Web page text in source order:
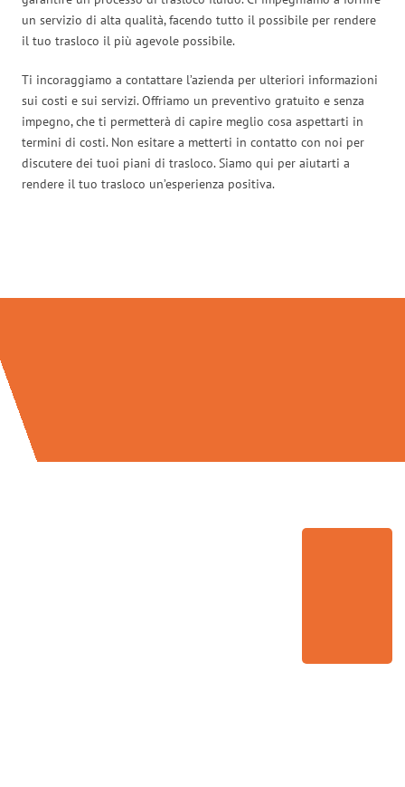
un servizio di alta qualità, facendo tutto il possibile per rendere
il tuo trasloco il più agevole possibile.
Ti incoraggiamo a contattare l’azienda per ulteriori informazioni
sui costi e sui servizi. Offriamo un preventivo gratuito e senza
impegno, che ti permetterà di capire meglio cosa aspettarti in
termini di costi. Non esitare a metterti in contatto con noi per
discutere dei tuoi piani di trasloco. Siamo qui per aiutarti a
rendere il tuo trasloco un’esperienza positiva.